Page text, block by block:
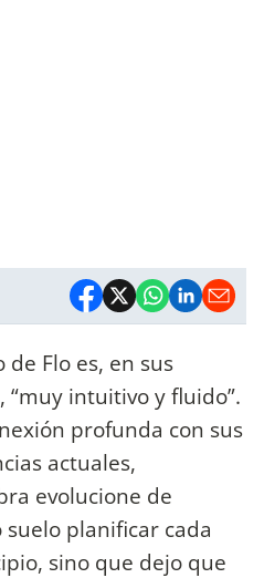
Flo es, en sus
“muy intuitivo y fluido”.
profunda con sus
actuales,
evolucione de
suelo planificar cada
sino que dejo que